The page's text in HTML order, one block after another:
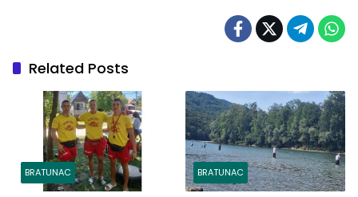
Related Posts
BRATUNAC BRATUNAC